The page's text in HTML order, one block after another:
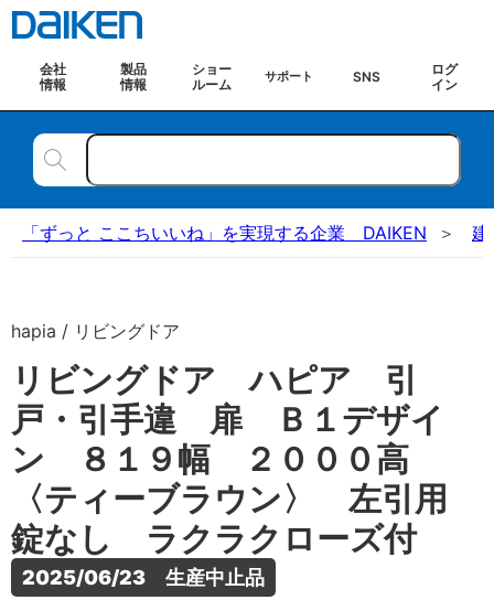
会社
情報
製品
情報
ショー
ルーム
サポート SNS
ログ
イン
「ずっと ここちいいね」を実現する企業 DAIKEN 建
hapia / リビングドア
リビングドア ハピア 引
戸・引手違 扉 Ｂ１デザイ
ン ８１９幅 ２０００高
〈ティーブラウン〉 左引用
錠なし ラクラクローズ付
2025/06/23　生産中止品